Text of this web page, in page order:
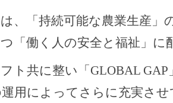
、「持続可能な農業生産」
「働く人の安全と福祉」に
ト共に整い「GLOBAL
用によってさらに充実さ